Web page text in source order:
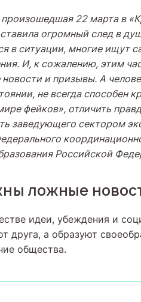
22 марта в
огромный след в
в ситуации, многие
И, к сожалению, этим
и призывы. А
не всегда способен
фейков», отличить
заведующего сектором
Российской
ложные
идеи, убеждения и
друга, а образуют
общества.